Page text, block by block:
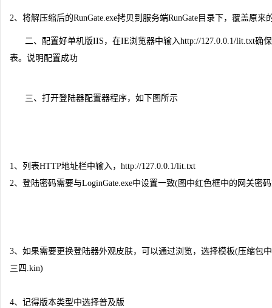
2、将解压缩后的RunGate.exe拷贝到服务端RunGate目录下，覆盖原来
二、配置好单机版IIS，在IE浏览器中输入http://127.0.0.1/lit.txt确
表。说明配置成功
三、打开登陆器配置器程序，如下图所示
1、列表HTTP地址栏中输入，http://127.0.0.1/lit.txt
2、登陆密码需要与LoginGate.exe中设置一致(图中红色框中的网关密
3、如果需要更换登陆器外观皮肤，可以通过浏览，选择模板(压缩包
三四.kin)
4、记得版本类型中选择普及版